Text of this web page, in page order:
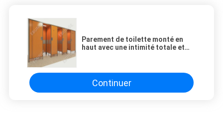
Parement de toilette monté en
haut avec une intimité totale et
Continuer